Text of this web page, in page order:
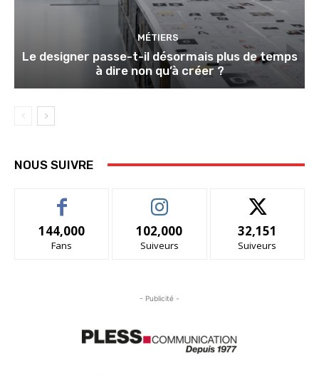
MÉTIERS
Le designer passe-t-il désormais plus de temps
à dire non qu’à créer ?
NOUS SUIVRE
144,000
Fans
102,000
Suiveurs
32,151
Suiveurs
- Publicité -